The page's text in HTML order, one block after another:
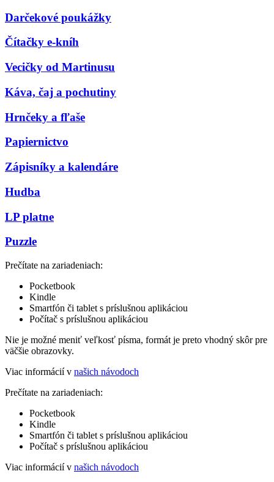
Darčekové poukážky
Čítačky e-kníh
Vecičky od Martinusu
Káva, čaj a pochutiny
Hrnčeky a fľaše
Papiernictvo
Zápisníky a kalendáre
Hudba
LP platne
Puzzle
Prečítate na zariadeniach:
Pocketbook
Kindle
Smartfón či tablet s príslušnou aplikáciou
Počítač s príslušnou aplikáciou
Nie je možné meniť veľkosť písma, formát je preto vhodný skôr pre
väčšie obrazovky.
Viac informácií v našich návodoch
Prečítate na zariadeniach:
Pocketbook
Kindle
Smartfón či tablet s príslušnou aplikáciou
Počítač s príslušnou aplikáciou
Viac informácií v našich návodoch